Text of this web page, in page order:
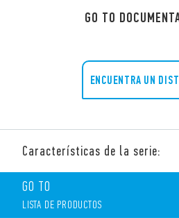
GO TO
ENCUENTRA UN
Características de la serie:
Tipo de zócalo 90.03 con bornes de
carril de 35 mm (EN 60715), relé tipo
GO TO
LISTA DE PRODUCTOS